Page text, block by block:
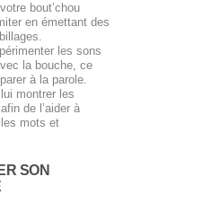
bout’chou
en émettant des
les sons
la bouche, ce
à la parole.
montrer les
de l’aider à
mots et
SON